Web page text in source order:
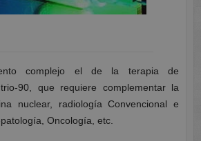
complejo el de la terapia de
90, que requiere complementar la
nuclear, radiología Convencional e
Oncología, etc.